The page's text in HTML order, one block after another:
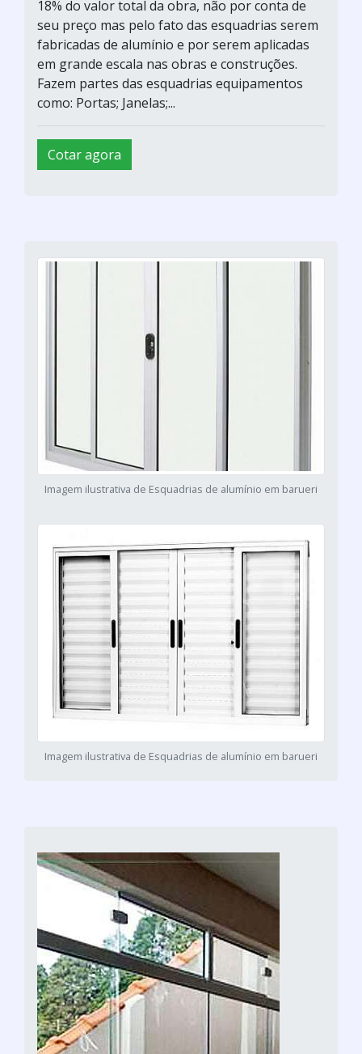
18% do valor total da obra, não por conta de
seu preço mas pelo fato das esquadrias serem
fabricadas de alumínio e por serem aplicadas
em grande escala nas obras e construções.
Fazem partes das esquadrias equipamentos
como: Portas; Janelas;...
Cotar agora
Imagem ilustrativa de Esquadrias de alumínio em barueri
Imagem ilustrativa de Esquadrias de alumínio em barueri